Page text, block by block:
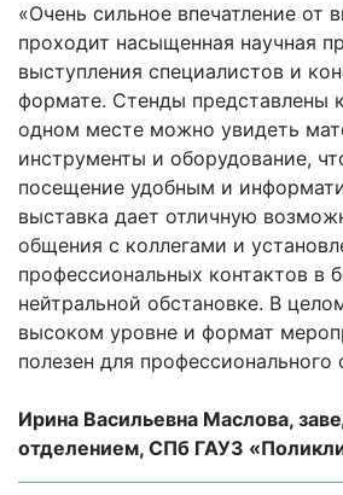
«Очень сильное впечатление от
проходит насыщенная научная
выступления специалистов и
формате. Стенды представлены
одном месте можно увидеть
инструменты и оборудование,
посещение удобным и
выставка дает отличную
общения с коллегами и
профессиональных контактов в
нейтральной обстановке. В
высоком уровне и формат
полезен для профессионального
Ирина Васильевна Маслова,
отделением, СПб ГАУЗ